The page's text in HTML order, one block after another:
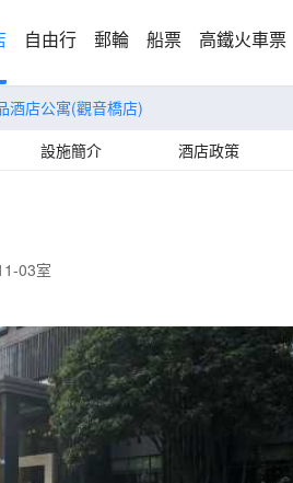
自由行 郵輪 船票 高鐵火車票
酒店公寓(觀音橋店)
設施簡介 酒店政策
03室